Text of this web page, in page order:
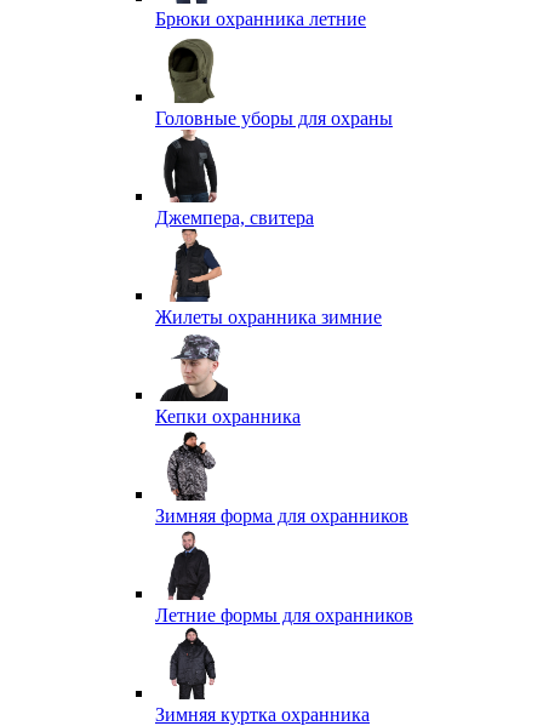
Брюки охранника летние
Головные уборы для охраны
Джемпера, свитера
Жилеты охранника зимние
Кепки охранника
Зимняя форма для охранников
Летние формы для охранников
Зимняя куртка охранника